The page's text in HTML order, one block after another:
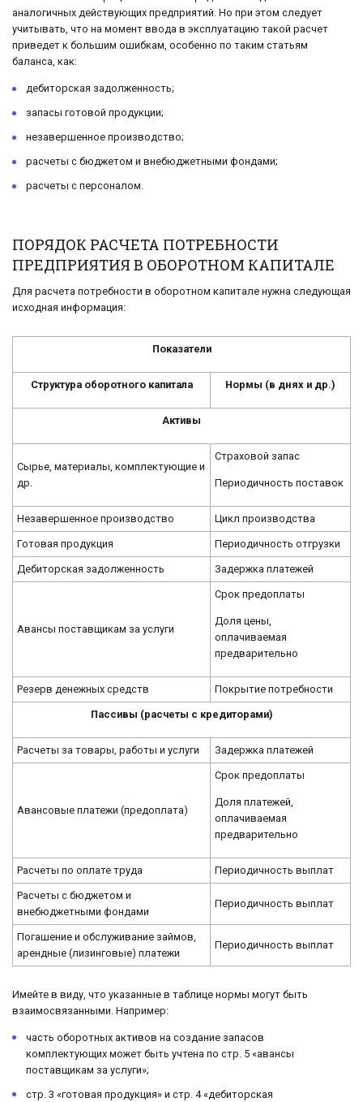
аналогичных действующих предприятий. Но при этом следует
учитывать, что на момент ввода в эксплуатацию такой расчет
приведет к большим ошибкам, особенно по таким статьям
баланса, как:
дебиторская задолженность;
запасы готовой продукции;
незавершенное производство;
расчеты с бюджетом и внебюджетными фондами;
расчеты с персоналом.
ПОРЯДОК РАСЧЕТА ПОТРЕБНОСТИ
ПРЕДПРИЯТИЯ В ОБОРОТНОМ КАПИТАЛЕ
Для расчета потребности в оборотном капитале нужна следующая
исходная информация:
Показатели
Структура оборотного капитала Нормы (в днях и др.)
Активы
Сырье, материалы, комплектующие и
др.
Страховой запас
Периодичность поставок
Незавершенное производство Цикл производства
Готовая продукция Периодичность отгрузки
Дебиторская задолженность Задержка платежей
Авансы поставщикам за услуги
Срок предоплаты
Доля цены,
оплачиваемая
предварительно
Резерв денежных средств Покрытие потребности
Пассивы (расчеты с кредиторами)
Расчеты за товары, работы и услуги Задержка платежей
Авансовые платежи (предоплата)
Срок предоплаты
Доля платежей,
оплачиваемая
предварительно
Расчеты по оплате труда Периодичность выплат
Расчеты с бюджетом и
внебюджетными фондами
Периодичность выплат
Погашение и обслуживание займов,
арендные (лизинговые) платежи
Периодичность выплат
Имейте в виду, что указанные в таблице нормы могут быть
взаимосвязанными. Например:
часть оборотных активов на создание запасов
комплектующих может быть учтена по стр. 5 «авансы
поставщикам за услуги»;
стр. 3 «готовая продукция» и стр. 4 «дебиторская